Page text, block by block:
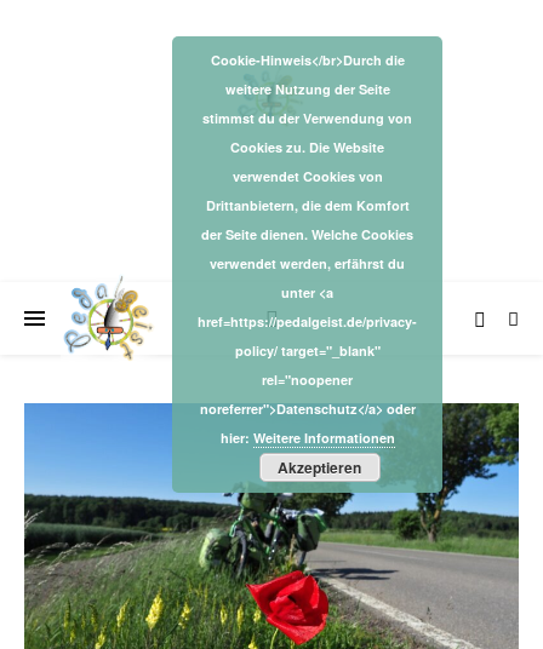
Cookie-Hinweis</br>Durch die
weitere Nutzung der Seite
stimmst du der Verwendung von
Cookies zu. Die Website
verwendet Cookies von
Drittanbietern, die dem Komfort
der Seite dienen. Welche Cookies
verwendet werden, erfährst du
unter <a
href=https://pedalgeist.de/privacy-
policy/ target="_blank"
rel="noopener
noreferrer">Datenschutz</a> oder
hier: Weitere Informationen
Akzeptieren